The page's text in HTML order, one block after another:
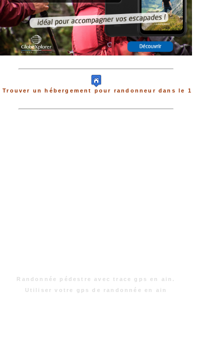
Trouver un hébergement pour randonneur dans le 1
Randonnée pédestre avec trace gps en ain.
Utiliser votre gps de randonnée en ain